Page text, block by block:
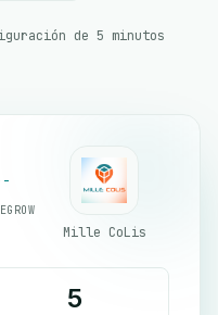
de 5 minutos
Mille CoLis
5